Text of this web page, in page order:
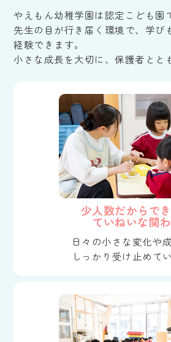
やえもん幼稚学園は認定こども園
先生の目が行き届く環境で、学び
経験できます。
小さな成長を大切に、保護者とと
少人数だからでき
ていねいな関
日々の小さな変化や成
しっかり受け止めて